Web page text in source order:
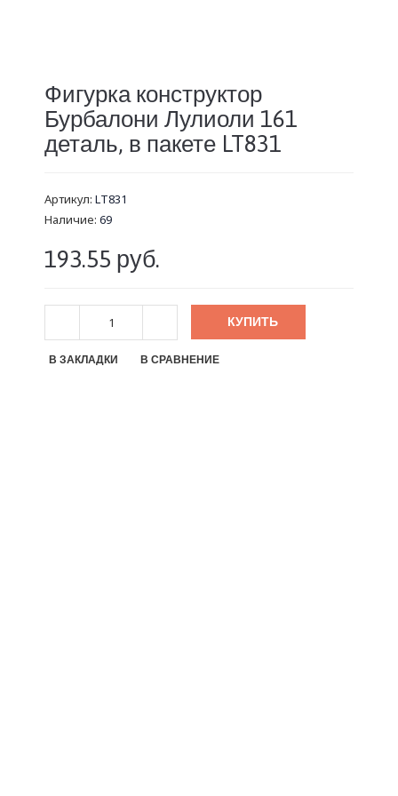
Фигурка конструктор
Бурбалони Лулиоли 161
деталь, в пакете LT831
Артикул: LT831
Наличие: 69
193.55 руб.
КУПИТЬ
В ЗАКЛАДКИ В СРАВНЕНИЕ